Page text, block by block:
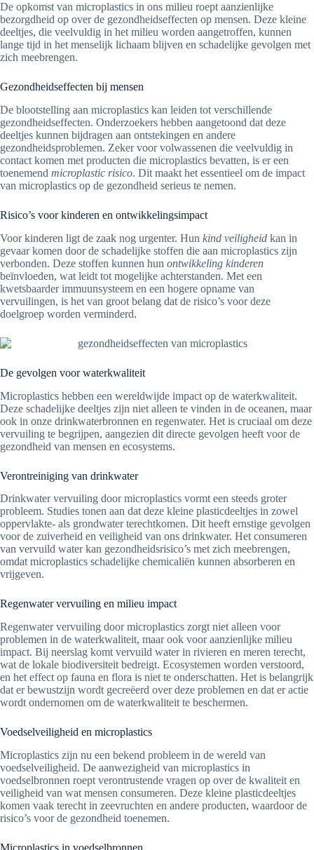
De opkomst van microplastics in ons milieu roept aanzienlijke
bezorgdheid op over de gezondheidseffecten op mensen. Deze kleine
deeltjes, die veelvuldig in het milieu worden aangetroffen, kunnen
lange tijd in het menselijk lichaam blijven en schadelijke gevolgen met
zich meebrengen.
Gezondheidseffecten bij mensen
De blootstelling aan microplastics kan leiden tot verschillende
gezondheidseffecten. Onderzoekers hebben aangetoond dat deze
deeltjes kunnen bijdragen aan ontstekingen en andere
gezondheidsproblemen. Zeker voor volwassenen die veelvuldig in
contact komen met producten die microplastics bevatten, is er een
toenemend microplastic risico. Dit maakt het essentieel om de impact
van microplastics op de gezondheid serieus te nemen.
Risico’s voor kinderen en ontwikkelingsimpact
Voor kinderen ligt de zaak nog urgenter. Hun kind veiligheid kan in
gevaar komen door de schadelijke stoffen die aan microplastics zijn
verbonden. Deze stoffen kunnen hun ontwikkeling kinderen
beïnvloeden, wat leidt tot mogelijke achterstanden. Met een
kwetsbaarder immuunsysteem en een hogere opname van
vervuilingen, is het van groot belang dat de risico’s voor deze
doelgroep worden verminderd.
De gevolgen voor waterkwaliteit
Microplastics hebben een wereldwijde impact op de waterkwaliteit.
Deze schadelijke deeltjes zijn niet alleen te vinden in de oceanen, maar
ook in onze drinkwaterbronnen en regenwater. Het is cruciaal om deze
vervuiling te begrijpen, aangezien dit directe gevolgen heeft voor de
gezondheid van mensen en ecosystems.
Verontreiniging van drinkwater
Drinkwater vervuiling door microplastics vormt een steeds groter
probleem. Studies tonen aan dat deze kleine plasticdeeltjes in zowel
oppervlakte- als grondwater terechtkomen. Dit heeft ernstige gevolgen
voor de zuiverheid en veiligheid van ons drinkwater. Het consumeren
van vervuild water kan gezondheidsrisico’s met zich meebrengen,
omdat microplastics schadelijke chemicaliën kunnen absorberen en
vrijgeven.
Regenwater vervuiling en milieu impact
Regenwater vervuiling door microplastics zorgt niet alleen voor
problemen in de waterkwaliteit, maar ook voor aanzienlijke milieu
impact. Bij neerslag komt vervuild water in rivieren en meren terecht,
wat de lokale biodiversiteit bedreigt. Ecosystemen worden verstoord,
en het effect op fauna en flora is niet te onderschatten. Het is belangrijk
dat er bewustzijn wordt gecreëerd over deze problemen en dat er actie
wordt ondernomen om de waterkwaliteit te beschermen.
Voedselveiligheid en microplastics
Microplastics zijn nu een bekend probleem in de wereld van
voedselveiligheid. De aanwezigheid van microplastics in
voedselbronnen roept verontrustende vragen op over de kwaliteit en
veiligheid van wat mensen consumeren. Deze kleine plasticdeeltjes
komen vaak terecht in zeevruchten en andere producten, waardoor de
risico’s voor de gezondheid toenemen.
Microplastics in voedselbronnen